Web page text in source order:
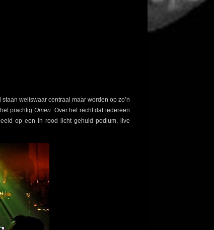
weliswaar centraal maar worden op zo’n
prachtig Omen . Over het recht dat iedereen
op een in rood licht gehuld podium, live